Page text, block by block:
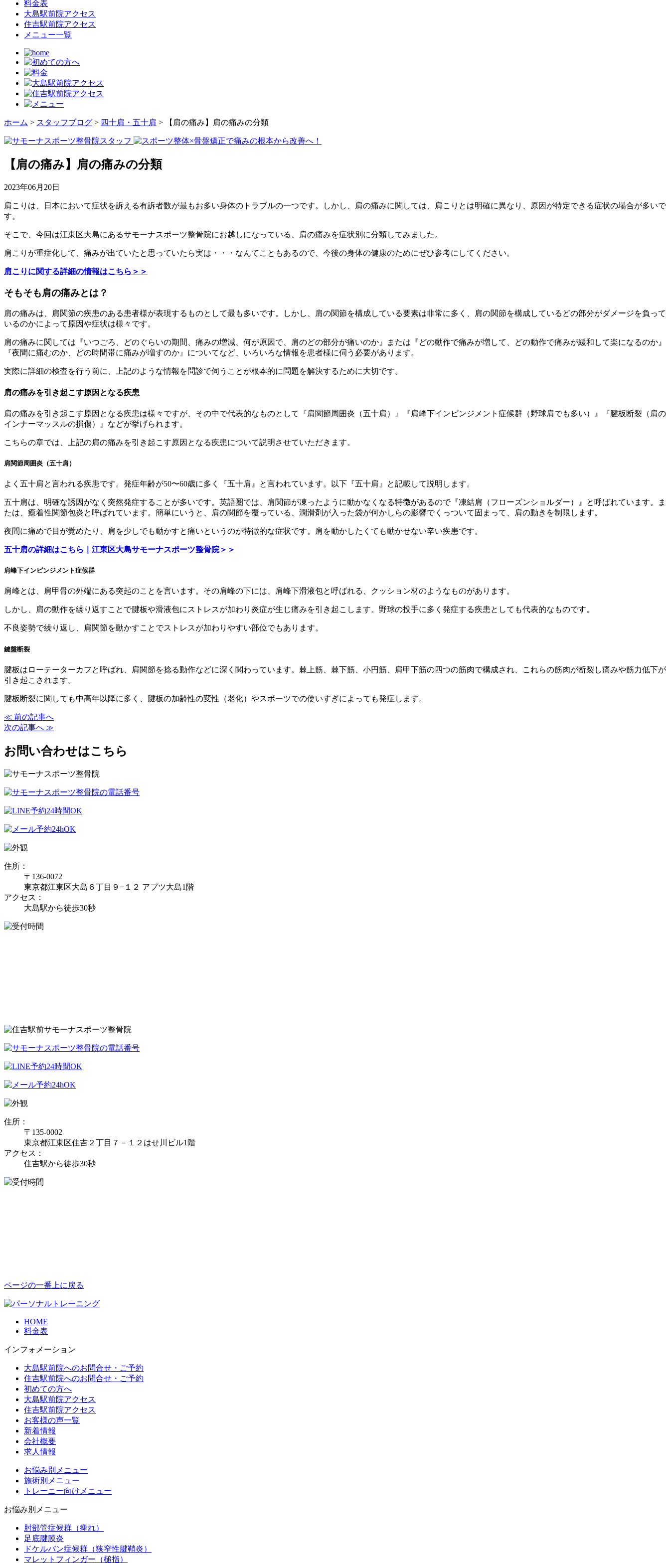
料金表
大島駅前院アクセス
住吉駅前院アクセス
メニュー一覧
ホーム > スタッフブログ > 四十肩・五十肩 > 【肩の痛み】肩の痛みの分類
【肩の痛み】肩の痛みの分類
2023年06月20日
肩こりは、日本において症状を訴える有訴者数が最もお多い身体のトラブルの一つです。しかし、肩の痛みに関しては、肩こりとは明確に異なり、原因が特定できる症状の場合が多いで
す。
そこで、今回は江東区大島にあるサモーナスポーツ整骨院にお越しになっている、肩の痛みを症状別に分類してみました。
肩こりが重症化して、痛みが出ていたと思っていたら実は・・・なんてこともあるので、今後の身体の健康のためにぜひ参考にしてください。
肩こりに関する詳細の情報はこちら＞＞
そもそも肩の痛みとは？
肩の痛みは、肩関節の疾患のある患者様が表現するものとして最も多いです。しかし、肩の関節を構成している要素は非常に多く、肩の関節を構成しているどの部分がダメージを負って
いるのかによって原因や症状は様々です。
肩の痛みに関しては『いつごろ、どのぐらいの期間、痛みの増減、何が原因で、肩のどの部分が痛いのか』または『どの動作で痛みが増して、どの動作で痛みが緩和して楽になるのか』
『夜間に痛むのか、どの時間帯に痛みが増すのか』についてなど、いろいろな情報を患者様に伺う必要があります。
実際に詳細の検査を行う前に、上記のような情報を問診で伺うことが根本的に問題を解決するために大切です。
肩の痛みを引き起こす原因となる疾患
肩の痛みを引き起こす原因となる疾患は様々ですが、その中で代表的なものとして『肩関節周囲炎（五十肩）』『肩峰下インピンジメント症候群（野球肩でも多い）』『腱板断裂（肩の
インナーマッスルの損傷）』などが挙げられます。
こちらの章では、上記の肩の痛みを引き起こす原因となる疾患について説明させていただきます。
肩関節周囲炎（五十肩）
よく五十肩と言われる疾患です。発症年齢が50〜60歳に多く『五十肩』と言われています。以下『五十肩』と記載して説明します。
五十肩は、明確な誘因がなく突然発症することが多いです。英語圏では、肩関節が凍ったように動かなくなる特徴があるので『凍結肩（フローズンショルダー）』と呼ばれています。ま
たは、癒着性関節包炎と呼ばれています。簡単にいうと、肩の関節を覆っている、潤滑剤が入った袋が何かしらの影響でくっついて固まって、肩の動きを制限します。
夜間に痛めで目が覚めたり、肩を少しでも動かすと痛いというのが特徴的な症状です。肩を動かしたくても動かせない辛い疾患です。
五十肩の詳細はこちら｜江東区大島サモーナスポーツ整骨院＞＞
肩峰下インピンジメント症候群
肩峰とは、肩甲骨の外端にある突起のことを言います。その肩峰の下には、肩峰下滑液包と呼ばれる、クッション材のようなものがあります。
しかし、肩の動作を繰り返すことで腱板や滑液包にストレスが加わり炎症が生じ痛みを引き起こします。野球の投手に多く発症する疾患としても代表的なものです。
不良姿勢で繰り返し、肩関節を動かすことでストレスが加わりやすい部位でもあります。
鍵盤断裂
腱板はローテーターカフと呼ばれ、肩関節を捻る動作などに深く関わっています。棘上筋、棘下筋、小円筋、肩甲下筋の四つの筋肉で構成され、これらの筋肉が断裂し痛みや筋力低下が
引き起こされます。
腱板断裂に関しても中高年以降に多く、腱板の加齢性の変性（老化）やスポーツでの使いすぎによっても発症します。
≪ 前の記事へ
次の記事へ ≫
お問い合わせはこちら
住所：
〒136-0072
東京都江東区大島６丁目９−１２ アプツ大島1階
アクセス：
大島駅から徒歩30秒
住所：
〒135-0002
東京都江東区住吉２丁目７－１２はせ川ビル1階
アクセス：
住吉駅から徒歩30秒
ページの一番上に戻る
HOME
料金表
インフォメーション
大島駅前院へのお問合せ・ご予約
住吉駅前院へのお問合せ・ご予約
初めての方へ
大島駅前院アクセス
住吉駅前院アクセス
お客様の声一覧
新着情報
会社概要
求人情報
お悩み別メニュー
施術別メニュー
トレーニー向けメニュー
お悩み別メニュー
肘部管症候群（痺れ）
足底腱膜炎
ドケルバン症候群（狭窄性腱鞘炎）
マレットフィンガー（槌指）